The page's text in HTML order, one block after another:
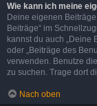
Wie kann ich meine
Deine eigenen
Beiträge“ im
kannst du auch „Deine
oder „Beiträge des
verwenden. Benutze
zu suchen. Trage dort
Nach oben